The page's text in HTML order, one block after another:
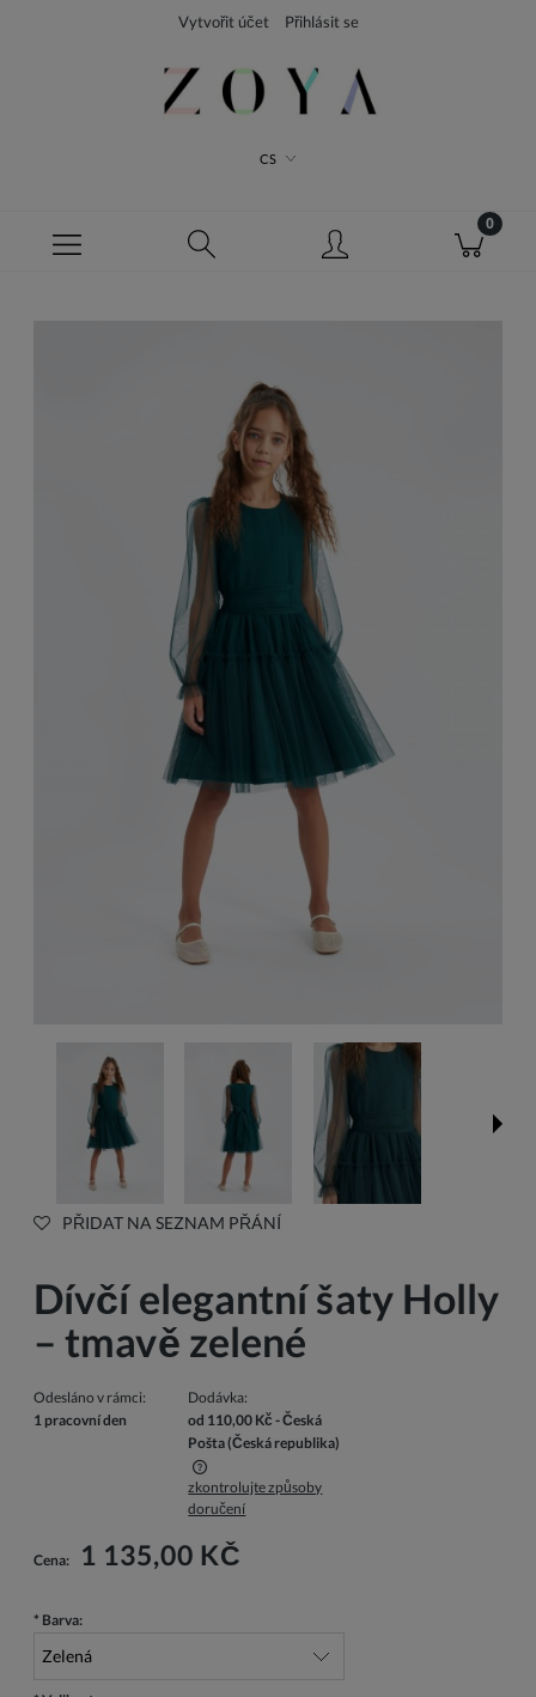
Vytvořit účet Přihlásit se
CS
PŘIDAT NA SEZNAM PŘÁNÍ
Dívčí elegantní šaty Holly
– tmavě zelené
Odesláno v rámci:
1 pracovní den
Dodávka:
od 110,00 Kč - Česká
Pošta(Česká republika)
Cena nezahrnuje případné náklady na platbu
zkontrolujte způsoby
doručení
Cena: 1 135,00 KČ
* Barva: